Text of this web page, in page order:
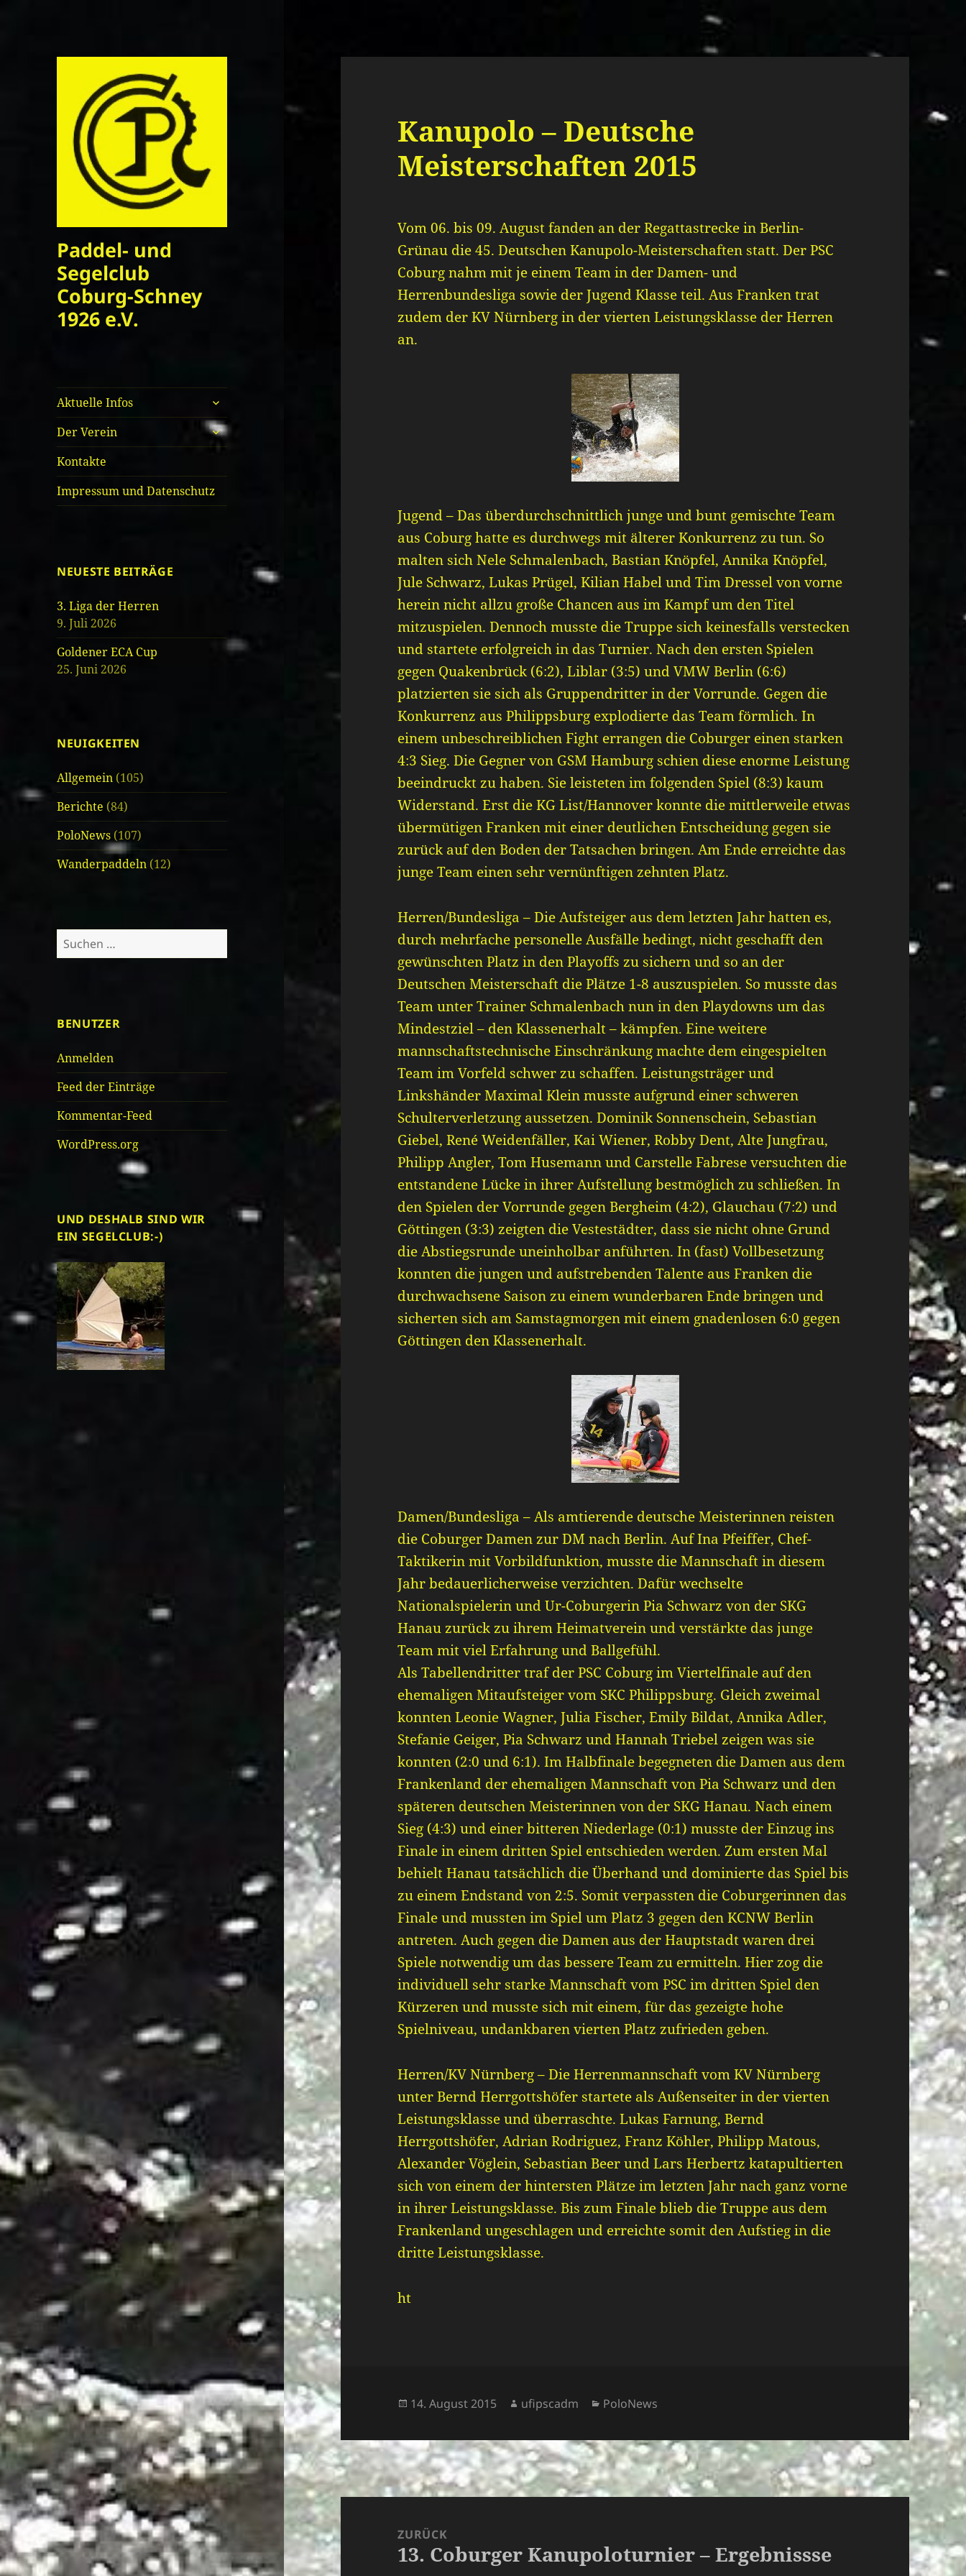
Paddel- und
Segelclub
Coburg-Schney
1926 e.V.
Aktuelle Infos
untermenü
öffnen
Der Verein
untermenü
öffnen
Kontakte
Impressum und Datenschutz
NEUESTE BEITRÄGE
3. Liga der Herren
9. Juli 2026
Goldener ECA Cup
25. Juni 2026
NEUIGKEITEN
Allgemein (105)
Berichte (84)
PoloNews (107)
Wanderpaddeln (12)
Suche
nach:
BENUTZER
Anmelden
Feed der Einträge
Kommentar-Feed
WordPress.org
UND DESHALB SIND WIR
EIN SEGELCLUB:-)
Kanupolo – Deutsche
Meisterschaften 2015
Vom 06. bis 09. August fanden an der Regattastrecke in Berlin-
Grünau die 45. Deutschen Kanupolo-Meisterschaften statt. Der PSC
Coburg nahm mit je einem Team in der Damen- und
Herrenbundesliga sowie der Jugend Klasse teil. Aus Franken trat
zudem der KV Nürnberg in der vierten Leistungsklasse der Herren
an.
Jugend – Das überdurchschnittlich junge und bunt gemischte Team
aus Coburg hatte es durchwegs mit älterer Konkurrenz zu tun. So
malten sich Nele Schmalenbach, Bastian Knöpfel, Annika Knöpfel,
Jule Schwarz, Lukas Prügel, Kilian Habel und Tim Dressel von vorne
herein nicht allzu große Chancen aus im Kampf um den Titel
mitzuspielen. Dennoch musste die Truppe sich keinesfalls verstecken
und startete erfolgreich in das Turnier. Nach den ersten Spielen
gegen Quakenbrück (6:2), Liblar (3:5) und VMW Berlin (6:6)
platzierten sie sich als Gruppendritter in der Vorrunde. Gegen die
Konkurrenz aus Philippsburg explodierte das Team förmlich. In
einem unbeschreiblichen Fight errangen die Coburger einen starken
4:3 Sieg. Die Gegner von GSM Hamburg schien diese enorme Leistung
beeindruckt zu haben. Sie leisteten im folgenden Spiel (8:3) kaum
Widerstand. Erst die KG List/Hannover konnte die mittlerweile etwas
übermütigen Franken mit einer deutlichen Entscheidung gegen sie
zurück auf den Boden der Tatsachen bringen. Am Ende erreichte das
junge Team einen sehr vernünftigen zehnten Platz.
Herren/Bundesliga – Die Aufsteiger aus dem letzten Jahr hatten es,
durch mehrfache personelle Ausfälle bedingt, nicht geschafft den
gewünschten Platz in den Playoffs zu sichern und so an der
Deutschen Meisterschaft die Plätze 1-8 auszuspielen. So musste das
Team unter Trainer Schmalenbach nun in den Playdowns um das
Mindestziel – den Klassenerhalt – kämpfen. Eine weitere
mannschaftstechnische Einschränkung machte dem eingespielten
Team im Vorfeld schwer zu schaffen. Leistungsträger und
Linkshänder Maximal Klein musste aufgrund einer schweren
Schulterverletzung aussetzen. Dominik Sonnenschein, Sebastian
Giebel, René Weidenfäller, Kai Wiener, Robby Dent, Alte Jungfrau,
Philipp Angler, Tom Husemann und Carstelle Fabrese versuchten die
entstandene Lücke in ihrer Aufstellung bestmöglich zu schließen. In
den Spielen der Vorrunde gegen Bergheim (4:2), Glauchau (7:2) und
Göttingen (3:3) zeigten die Vestestädter, dass sie nicht ohne Grund
die Abstiegsrunde uneinholbar anführten. In (fast) Vollbesetzung
konnten die jungen und aufstrebenden Talente aus Franken die
durchwachsene Saison zu einem wunderbaren Ende bringen und
sicherten sich am Samstagmorgen mit einem gnadenlosen 6:0 gegen
Göttingen den Klassenerhalt.
Damen/Bundesliga – Als amtierende deutsche Meisterinnen reisten
die Coburger Damen zur DM nach Berlin. Auf Ina Pfeiffer, Chef-
Taktikerin mit Vorbildfunktion, musste die Mannschaft in diesem
Jahr bedauerlicherweise verzichten. Dafür wechselte
Nationalspielerin und Ur-Coburgerin Pia Schwarz von der SKG
Hanau zurück zu ihrem Heimatverein und verstärkte das junge
Team mit viel Erfahrung und Ballgefühl.
Als Tabellendritter traf der PSC Coburg im Viertelfinale auf den
ehemaligen Mitaufsteiger vom SKC Philippsburg. Gleich zweimal
konnten Leonie Wagner, Julia Fischer, Emily Bildat, Annika Adler,
Stefanie Geiger, Pia Schwarz und Hannah Triebel zeigen was sie
konnten (2:0 und 6:1). Im Halbfinale begegneten die Damen aus dem
Frankenland der ehemaligen Mannschaft von Pia Schwarz und den
späteren deutschen Meisterinnen von der SKG Hanau. Nach einem
Sieg (4:3) und einer bitteren Niederlage (0:1) musste der Einzug ins
Finale in einem dritten Spiel entschieden werden. Zum ersten Mal
behielt Hanau tatsächlich die Überhand und dominierte das Spiel bis
zu einem Endstand von 2:5. Somit verpassten die Coburgerinnen das
Finale und mussten im Spiel um Platz 3 gegen den KCNW Berlin
antreten. Auch gegen die Damen aus der Hauptstadt waren drei
Spiele notwendig um das bessere Team zu ermitteln. Hier zog die
individuell sehr starke Mannschaft vom PSC im dritten Spiel den
Kürzeren und musste sich mit einem, für das gezeigte hohe
Spielniveau, undankbaren vierten Platz zufrieden geben.
Herren/KV Nürnberg – Die Herrenmannschaft vom KV Nürnberg
unter Bernd Herrgottshöfer startete als Außenseiter in der vierten
Leistungsklasse und überraschte. Lukas Farnung, Bernd
Herrgottshöfer, Adrian Rodriguez, Franz Köhler, Philipp Matous,
Alexander Vöglein, Sebastian Beer und Lars Herbertz katapultierten
sich von einem der hintersten Plätze im letzten Jahr nach ganz vorne
in ihrer Leistungsklasse. Bis zum Finale blieb die Truppe aus dem
Frankenland ungeschlagen und erreichte somit den Aufstieg in die
dritte Leistungsklasse.
ht
Veröffentlicht
14. August 2015 Autor
ufipscadm Kategorien
PoloNews
ZURÜCK
Vorheriger
13. Coburger Kanupoloturnier – Ergebnissse